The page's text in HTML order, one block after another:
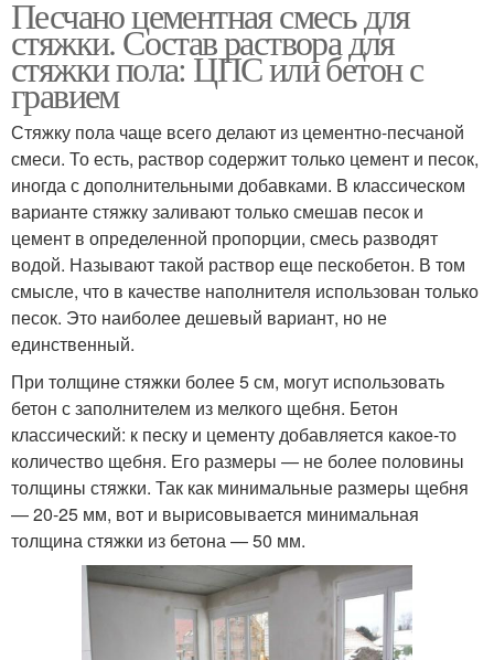
Песчано цементная смесь для
стяжки. Состав раствора для
стяжки пола: ЦПС или бетон с
гравием
Стяжку пола чаще всего делают из цементно-песчаной
смеси. То есть, раствор содержит только цемент и песок,
иногда с дополнительными добавками. В классическом
варианте стяжку заливают только смешав песок и
цемент в определенной пропорции, смесь разводят
водой. Называют такой раствор еще пескобетон. В том
смысле, что в качестве наполнителя использован только
песок. Это наиболее дешевый вариант, но не
единственный.
При толщине стяжки более 5 см, могут использовать
бетон с заполнителем из мелкого щебня. Бетон
классический: к песку и цементу добавляется какое-то
количество щебня. Его размеры — не более половины
толщины стяжки. Так как минимальные размеры щебня
— 20-25 мм, вот и вырисовывается минимальная
толщина стяжки из бетона — 50 мм.